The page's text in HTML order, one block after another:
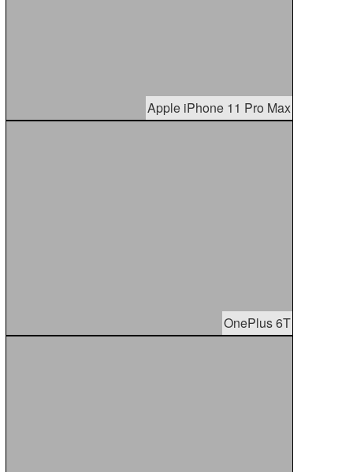
Apple iPhone 11 Pro Max
OnePlus 6T